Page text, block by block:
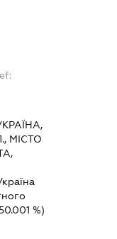
МІСТО
%)